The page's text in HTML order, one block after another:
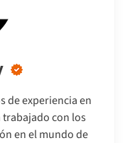
de experiencia en
trabajado con los
en el mundo de